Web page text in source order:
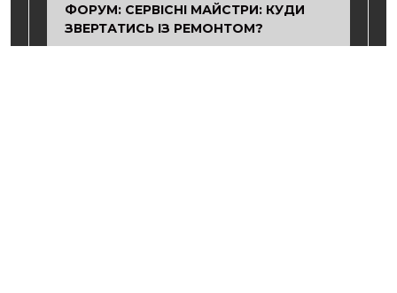
ФОРУМ: СЕРВІСНІ МАЙСТРИ: КУДИ
ЗВЕРТАТИСЬ ІЗ РЕМОНТОМ?